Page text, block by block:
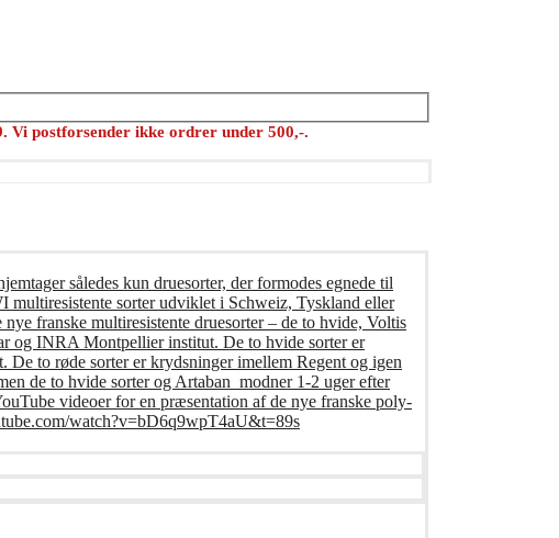
Vi postforsender ikke ordrer under 500,-.
således kun druesorter, der formodes egnede til
multiresistente sorter udviklet i Schweiz, Tyskland eller
franske multiresistente druesorter – de to hvide, Voltis
og INRA Montpellier institut. De to hvide sorter er
to røde sorter er krydsninger imellem Regent og igen
de to hvide sorter og Artaban modner 1-2 uger efter
videoer for en præsentation af de nye franske poly-
watch?v=bD6q9wpT4aU&t=89s